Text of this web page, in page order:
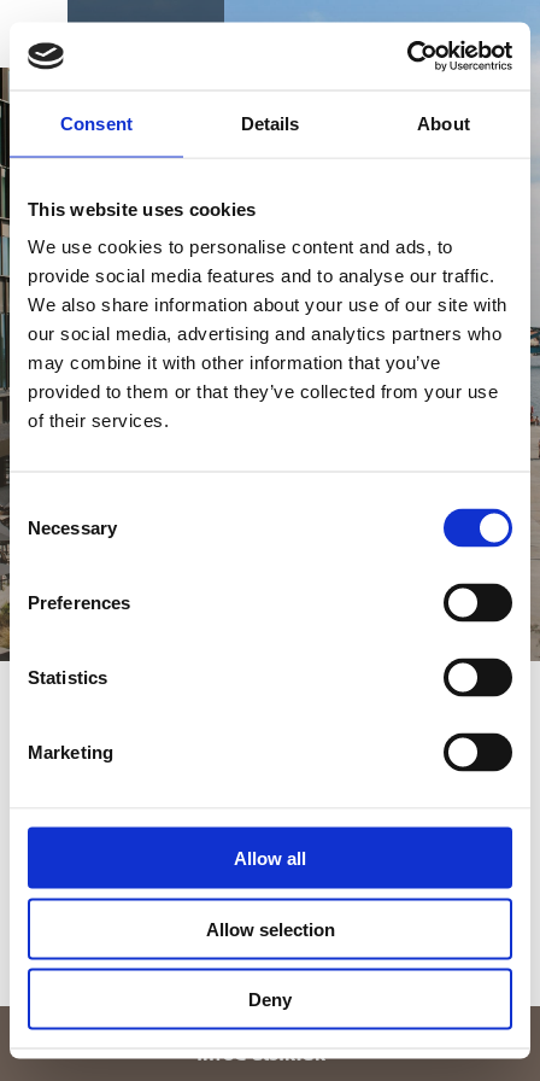
Consent Details About
This website uses cookies
We use cookies to personalise content and ads, to
provide social media features and to analyse our traffic.
We also share information about your use of our site with
our social media, advertising and analytics partners who
may combine it with other information that you’ve
provided to them or that they’ve collected from your use
of their services.
Consent
Selection
Necessary
Preferences
Statistics
Marketing
Allow all
Allow selection
Deny
BOOK DK EN DE
FORSIDE
NYD ET SÆRLIGT
OPHOLD PÅ ALSIK
På Alsik venter dig en verden af oplevelser. Tag et
par dage ud af kalenderen og forkæl dig selv og
den, du holder af med et særligt ophold på Alsik.
Gå på opdagelse blandt vores skønne ophold og
find det, der lige præcis passer til dig og det, du
Vi har skabt en række opholdspakker til dig med
præcis det, du ønsker, står vi klar til at skræddersy
et ophold, der matcher dine behov.
Vi ser frem til at byde dig hjerteligt velkommen til
Alsik – hvor oplevelserne begynder.
Vi har skiftet mailadresse: Kontakt os på
info@alsik.dk